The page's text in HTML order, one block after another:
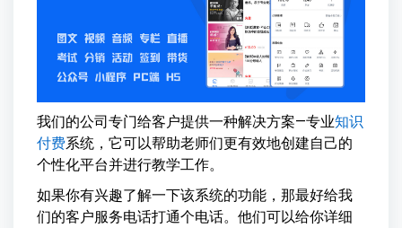
我们的公司专门给客户提供一种解决方案—专业知识
付费系统，它可以帮助老师们更有效地创建自己的
个性化平台并进行教学工作。
如果你有兴趣了解一下该系统的功能，那最好给我
们的客户服务电话打通个电话。他们可以给你详细